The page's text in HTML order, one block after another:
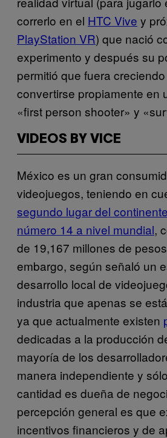
correrlo en el HTC Vive y
PlayStation VR) que nació
experimento y después su
permitió que fuera
convertirse propiamente en
«first person shooter» y
VIDEOS BY VICE
México es un gran
videojuegos, teniendo en
segundo lugar del
número 14 a nivel mundial,
de 19,167 millones de
embargo, según señaló un
desarrollo local de
industria que apenas se
ya que actualmente existen
dedicadas a la producción
mayoría de los
manera independiente y
cantidad es dueña de
percepción general es que
incentivos financieros y de